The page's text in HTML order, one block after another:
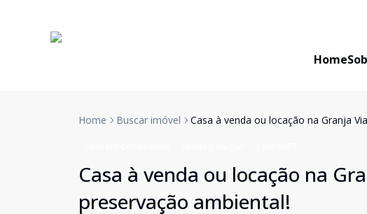
Home
Home Buscar imóvel Casa à venda ou locação na Granja
Casa à venda ou locação na
preservação ambiental!